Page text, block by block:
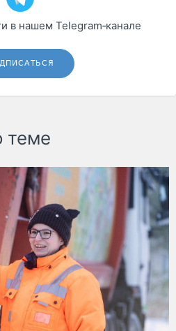
в нашем Telegram‑канале
теме